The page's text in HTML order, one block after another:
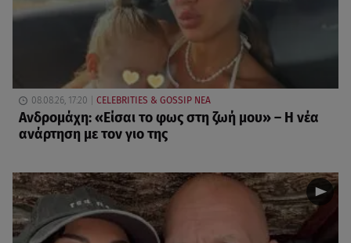
08.08.26, 17:20 CELEBRITIES & GOSSIP ΝΕΑ
Ανδρομάχη: «Είσαι το φως στη ζωή μου» – Η νέα
ανάρτηση με τον γιο της